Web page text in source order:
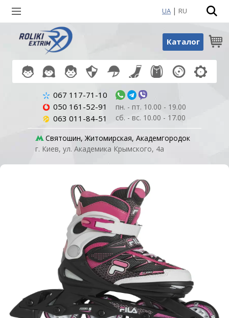
UA | RU
Каталог
067 117-71-10
050 161-52-91
063 011-84-51
пн. - пт. 10.00 - 19.00
сб. - вс. 10.00 - 17.00
Святошин, Житомирская, Академгородок
г. Киев, ул. Академика Крымского, 4а